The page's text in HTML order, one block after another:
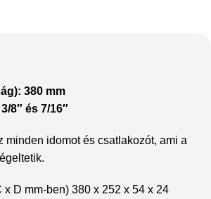
380 mm
8″ és 7/16″
minden idomot és csatlakozót, ami a
x D mm-ben) 380 x 252 x 54 x 24